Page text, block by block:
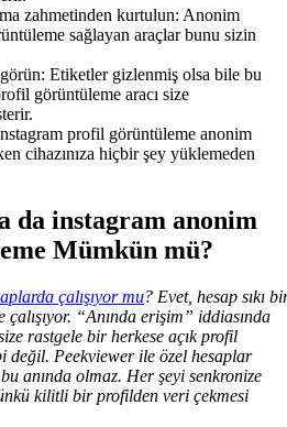
zahmetinden kurtulun: Anonim
sağlayan araçlar bunu sizin
Etiketler gizlenmiş olsa bile bu
görüntüleme aracı size
profil görüntüleme anonim
cihazınıza hiçbir şey yüklemeden
da instagram anonim
Mümkün mü?
çalışıyor mu? Evet, hesap sıkı
“Anında erişim” iddiasında
rastgele bir herkese açık profil
değil. Peekviewer ile özel hesaplar
anında olmaz. Her şeyi senkronize
kilitli bir profilden veri çekmesi